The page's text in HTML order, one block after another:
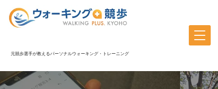
元競歩選手が教えるパーソナルウォーキング・トレーニング